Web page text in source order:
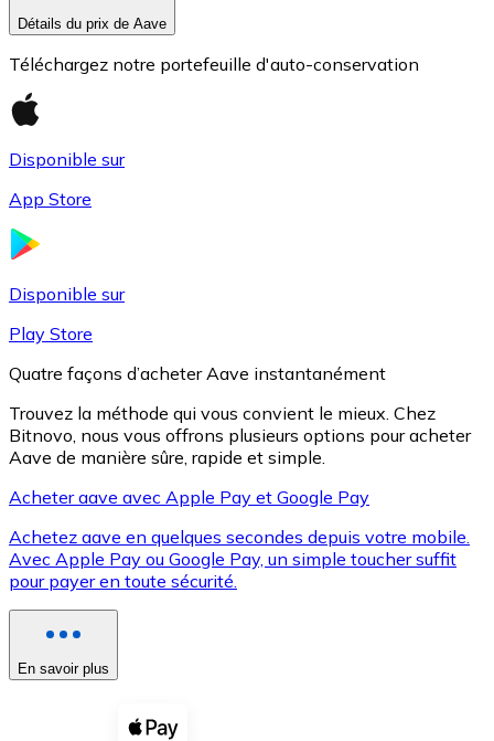
XRP
XRP
Voir toutes
Coupons crypto
Détails du prix de Aave
Téléchargez notre portefeuille d'auto-conservation
Disponible sur
App Store
Disponible sur
Play Store
Quatre façons d’acheter Aave instantanément
Trouvez la méthode qui vous convient le mieux. Chez
Bitnovo, nous vous offrons plusieurs options pour acheter
Aave de manière sûre, rapide et simple.
Acheter aave avec Apple Pay et Google Pay
Achetez aave en quelques secondes depuis votre mobile.
Avec Apple Pay ou Google Pay, un simple toucher suffit
pour payer en toute sécurité.
En savoir plus